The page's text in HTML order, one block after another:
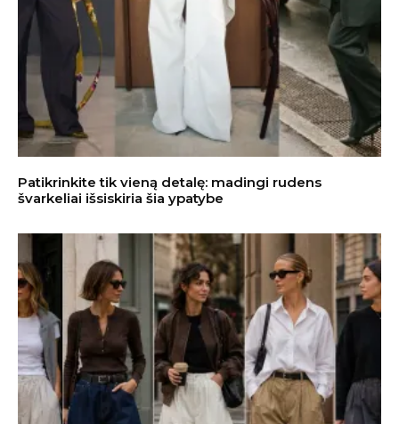
Patikrinkite tik vieną detalę: madingi rudens
švarkeliai išsiskiria šia ypatybe